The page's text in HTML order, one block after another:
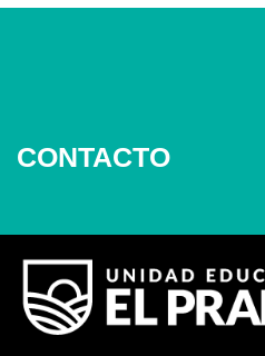
CONTACTO